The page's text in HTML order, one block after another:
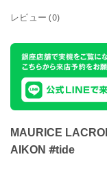
レビュー (0)
MAURICE
AIKON #tide